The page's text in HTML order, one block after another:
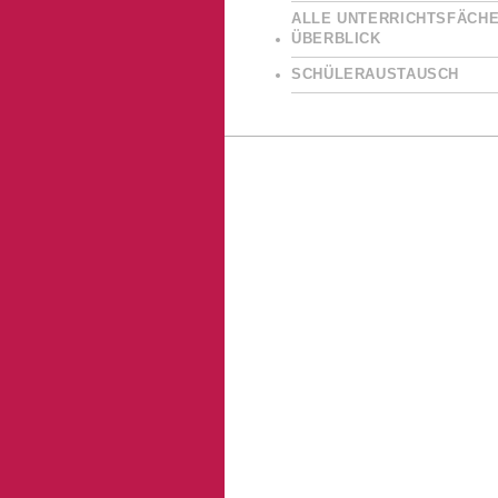
ALLE
ÜBERBLICK
SCHÜLERAUSTAUSCH